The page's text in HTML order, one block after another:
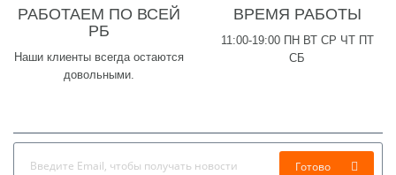
РАБОТАЕМ ПО ВСЕЙ
РБ
Наши клиенты всегда остаются
довольными.
ВРЕМЯ РАБОТЫ
11:00-19:00 ПН ВТ СР ЧТ ПТ
СБ
Готово